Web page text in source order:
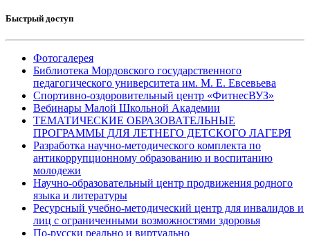
Быстрый доступ
Фотогалерея
Библиотека Мордовского государственного
педагогического университета им. М. Е. Евсевьева
Спортивно-оздоровительный центр «ФитнесВУЗ»
Вебинары Малой Школьной Академии
ТЕМАТИЧЕСКИЕ ОБРАЗОВАТЕЛЬНЫЕ
ПРОГРАММЫ ДЛЯ ЛЕТНЕГО ДЕТСКОГО ЛАГЕРЯ
Разработка научно-методического комплекта по
антикоррупционному образованию и воспитанию
молодежи
Научно-образовательный центр продвижения родного
языка и литературы
Ресурсный учебно-методический центр для инвалидов и
лиц с ограниченными возможностями здоровья
По-русски реально и виртуально